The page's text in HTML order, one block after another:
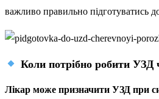
важливо правильно підготуватись
Коли потрібно робити УЗД
Лікар може призначити УЗД при